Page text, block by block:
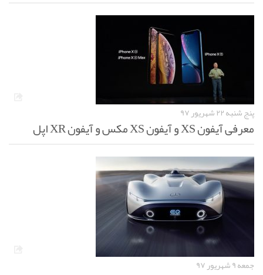
پنج شنبه ۲۲ شهریور ۹۷
معرفی آیفون XS و آیفون XS مکس و آیفون XR اپل
جمعه ۹ شهریور ۹۷